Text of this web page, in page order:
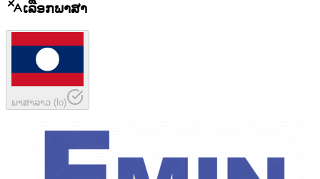
ເລືອກພາສາ
ພາສາລາວ (lo)